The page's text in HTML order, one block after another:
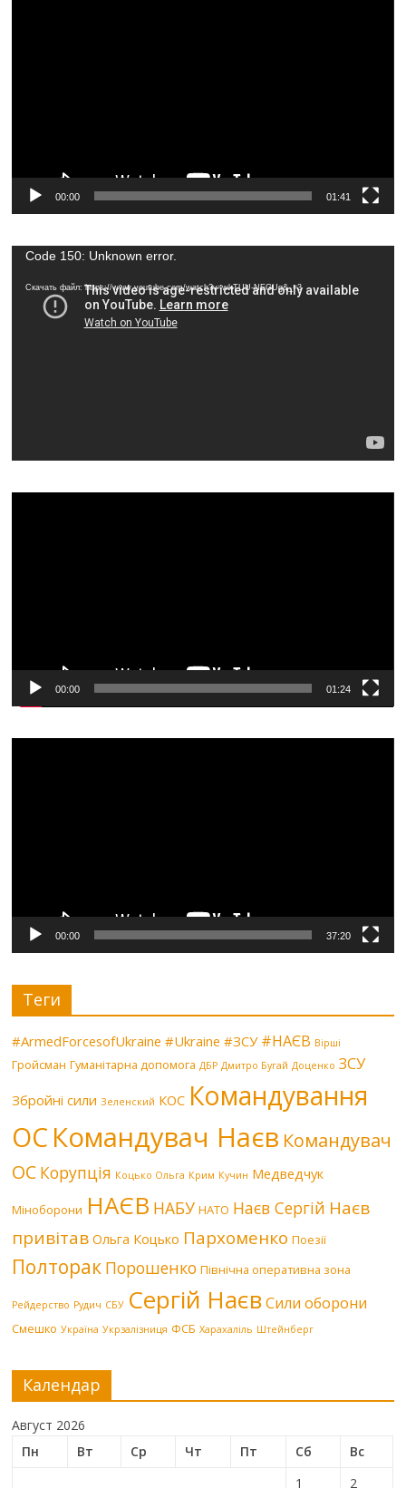
00:00 01:41
Видеоплеер
Code 150: Unknown error.
Скачать файл: https://www.youtube.com/watch?v=wkTUU-NEGUg&_=3
00:00 01:24
00:00 37:20
Теги
#ArmedForcesofUkraine #Ukraine #ЗСУ #НАЄВ Вірші
Гройсман Гуманітарна допомога ДБР Дмитро Бугай Доценко ЗСУ
Збройні сили Зеленский КОС Командування
ОС Командувач Наєв Командувач
ОС Корупція Коцько Ольга Крим Кучин Медведчук
Міноборони НАЄВ НАБУ НАТО Наєв Сергій Наєв
привітав Ольга Коцько Пархоменко Поезії
Полторак Порошенко Північна оперативна зона
Рейдерство Рудич СБУ Сергій Наєв Сили оборони
Смешко Україна Укрзалізниця ФСБ Харахаліль Штейнберг
Календар
Август 2026
Пн
Вт Ср Чт Пт Сб
Вс
1
2